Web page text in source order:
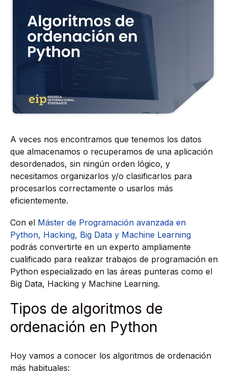
A veces nos encontramos que tenemos los datos
que almacenamos o recuperamos de una aplicación
desordenados, sin ningún orden lógico, y
necesitamos organizarlos y/o clasificarlos para
procesarlos correctamente o usarlos más
eficientemente.
Con el Máster de Programación avanzada en
Python, Hacking, Big Data y Machine Learning
podrás convertirte en un experto ampliamente
cualificado para realizar trabajos de programación en
Python especializado en las áreas punteras como el
Big Data, Hacking y Machine Learning.
Tipos de algoritmos de
ordenación en Python
Hoy vamos a conocer los algoritmos de ordenación
más habituales: